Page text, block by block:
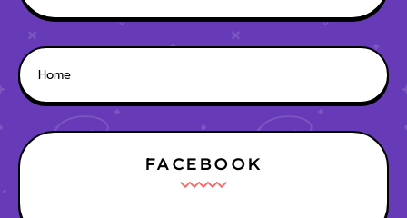
Home
FACEBOOK